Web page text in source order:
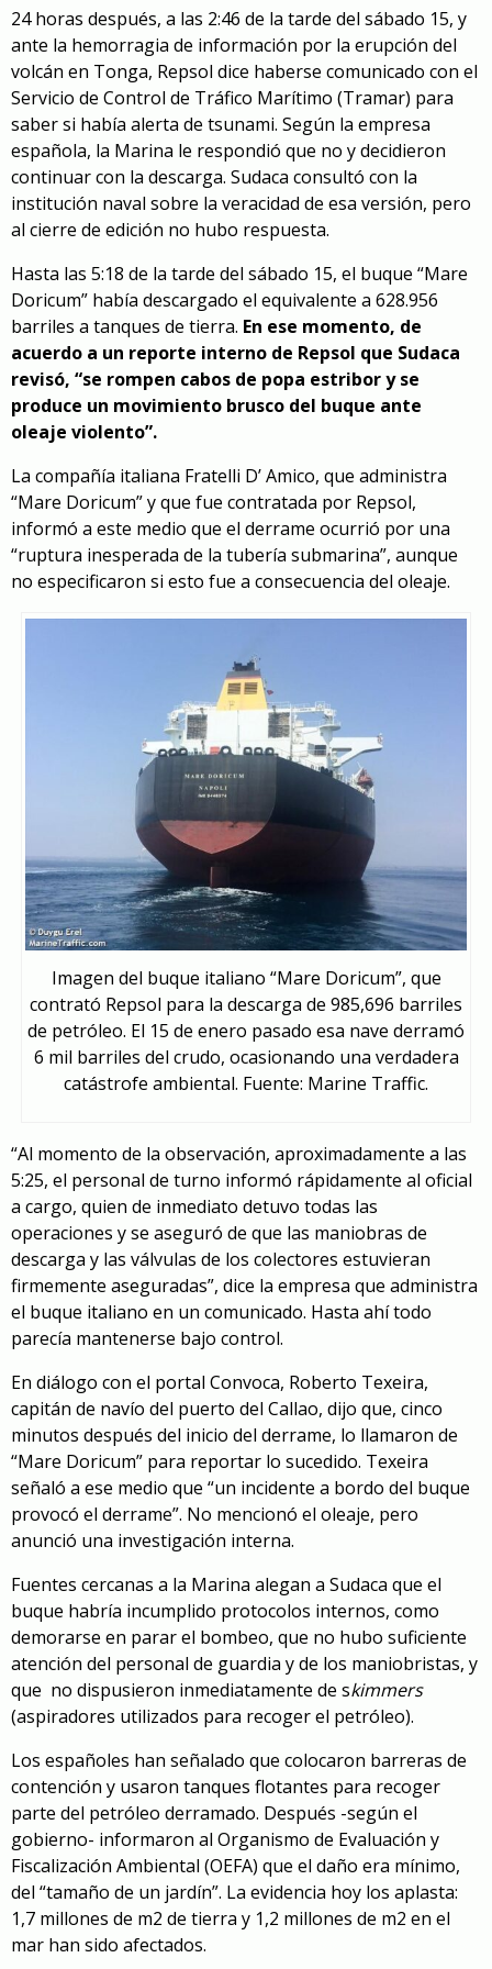
24 horas después, a las 2:46 de la tarde del sábado 15, y
ante la hemorragia de información por la erupción del
volcán en Tonga, Repsol dice haberse comunicado con el
Servicio de Control de Tráfico Marítimo (Tramar) para
saber si había alerta de tsunami. Según la empresa
española, la Marina le respondió que no y decidieron
continuar con la descarga. Sudaca consultó con la
institución naval sobre la veracidad de esa versión, pero
al cierre de edición no hubo respuesta.
Hasta las 5:18 de la tarde del sábado 15, el buque “Mare
Doricum” había descargado el equivalente a 628.956
barriles a tanques de tierra. En ese momento, de
acuerdo a un reporte interno de Repsol que Sudaca
revisó, “se rompen cabos de popa estribor y se
produce un movimiento brusco del buque ante
oleaje violento”.
La compañía italiana Fratelli D’ Amico, que administra
“Mare Doricum” y que fue contratada por Repsol,
informó a este medio que el derrame ocurrió por una
“ruptura inesperada de la tubería submarina”, aunque
no especificaron si esto fue a consecuencia del oleaje.
Imagen del buque italiano “Mare Doricum”, que
contrató Repsol para la descarga de 985,696 barriles
de petróleo. El 15 de enero pasado esa nave derramó
6 mil barriles del crudo, ocasionando una verdadera
catástrofe ambiental. Fuente: Marine Traffic.
“Al momento de la observación, aproximadamente a las
5:25, el personal de turno informó rápidamente al oficial
a cargo, quien de inmediato detuvo todas las
operaciones y se aseguró de que las maniobras de
descarga y las válvulas de los colectores estuvieran
firmemente aseguradas”, dice la empresa que administra
el buque italiano en un comunicado. Hasta ahí todo
parecía mantenerse bajo control.
En diálogo con el portal Convoca, Roberto Texeira,
capitán de navío del puerto del Callao, dijo que, cinco
minutos después del inicio del derrame, lo llamaron de
“Mare Doricum” para reportar lo sucedido. Texeira
señaló a ese medio que “un incidente a bordo del buque
provocó el derrame”. No mencionó el oleaje, pero
anunció una investigación interna.
Fuentes cercanas a la Marina alegan a Sudaca que el
buque habría incumplido protocolos internos, como
demorarse en parar el bombeo, que no hubo suficiente
atención del personal de guardia y de los maniobristas, y
que no dispusieron inmediatamente de skimmers
(aspiradores utilizados para recoger el petróleo).
Los españoles han señalado que colocaron barreras de
contención y usaron tanques flotantes para recoger
parte del petróleo derramado. Después -según el
gobierno- informaron al Organismo de Evaluación y
Fiscalización Ambiental (OEFA) que el daño era mínimo,
del “tamaño de un jardín”. La evidencia hoy los aplasta:
1,7 millones de m2 de tierra y 1,2 millones de m2 en el
mar han sido afectados.